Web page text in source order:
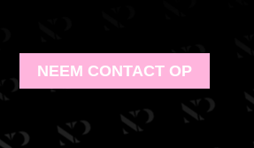
NEEM CONTACT OP